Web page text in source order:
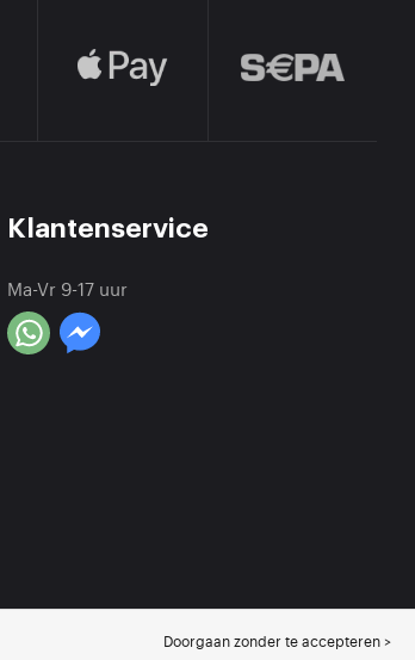
Klantenservice
Ma-Vr 9-17 uur
Doorgaan zonder te accepteren >